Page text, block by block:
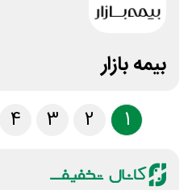
بیمه بازار
1
2
3
4